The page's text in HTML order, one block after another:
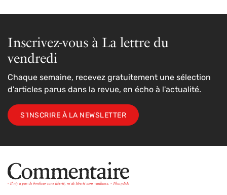
Inscrivez-vous à La lettre du
vendredi
Chaque semaine, recevez gratuitement une sélection
d'articles parus dans la revue, en écho à l'actualité.
S'INSCRIRE À LA NEWSLETTER